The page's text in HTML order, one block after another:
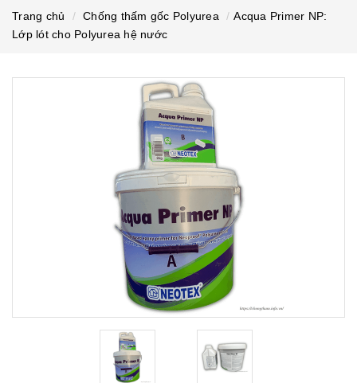
Trang chủ Chống thấm gốc Polyurea
Acqua Primer NP:
Lớp lót cho Polyurea hệ nước